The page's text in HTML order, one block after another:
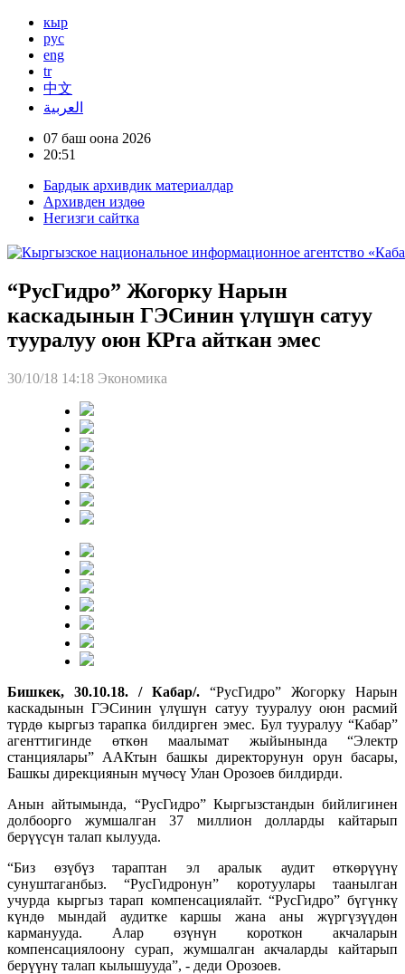
кыр
рус
eng
tr
中文
العربية
07 баш оона 2026
20:51
Бардык архивдик материалдар
Архивден издөө
Негизги сайтка
“РусГидро” Жогорку Нарын
каскадынын ГЭСинин үлүшүн сатуу
тууралуу оюн КРга айткан эмес
30/10/18 14:18 Экономика
Бишкек, 30.10.18. / Кабар/. “РусГидро” Жогорку Нарын
каскадынын ГЭСинин үлүшүн сатуу тууралуу оюн расмий
түрдө кыргыз тарапка билдирген эмес. Бул тууралуу “Кабар”
агенттигинде өткөн маалымат жыйынында “Электр
станциялары” ААКтын башкы директорунун орун басары,
Башкы дирекциянын мүчөсү Улан Орозоев билдирди.
Анын айтымында, “РусГидро” Кыргызстандын бийлигинен
долбоорго жумшалган 37 миллион долларды кайтарып
берүүсүн талап кылууда.
“Биз өзүбүз тараптан эл аралык аудит өткөрүүнү
сунуштаганбыз. “РусГидронун” коротуулары таанылган
учурда кыргыз тарап компенсациялайт. “РусГидро” бүгүнкү
күндө мындай аудитке каршы жана аны жүргүзүүдөн
карманууда. Алар өзүнүн короткон акчаларын
компенсациялоону сурап, жумшалган акчаларды кайтарып
берүүнү талап кылышууда”, - деди Орозоев.